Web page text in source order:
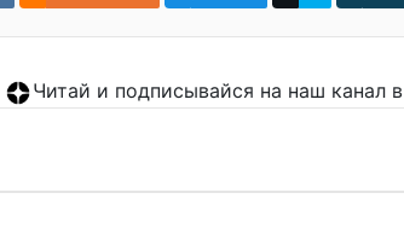
Читай и подписывайся на наш канал в